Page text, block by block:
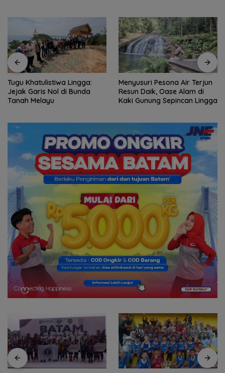
Tugu Khatulistiwa Lingga:
Jejak Garis Nol di Bunda
Tanah Melayu
Menyusuri Pesona Air Terjun
Resun Daik, Oase Alam di
Kaki Gunung Sepincan Lingga